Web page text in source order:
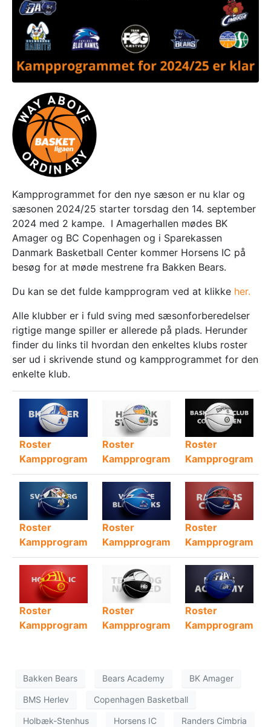
Kampprogrammet for den nye sæson er nu klar og
sæsonen 2024/25 starter torsdag den 14. september
2024 med 2 kampe. I Amagerhallen mødes BK
Amager og BC Copenhagen og i Sparekassen
Danmark Basketball Center kommer Horsens IC på
besøg for at møde mestrene fra Bakken Bears.
Du kan se det fulde kampprogram ved at klikke her.
Alle klubber er i fuld sving med sæsonforberedelser
rigtige mange spiller er allerede på plads. Herunder
finder du links til hvordan den enkeltes klubs roster
ser ud i skrivende stund og kampprogrammet for den
enkelte klub.
Roster
Kampprogram
Roster
Kampprogram
Roster
Kampprogram
Roster
Kampprogram
Roster
Kampprogram
Roster
Kampprogram
Roster
Kampprogram
Roster
Kampprogram
Roster
Kampprogram
Bakken Bears Bears Academy BK Amager
BMS Herlev Copenhagen Basketball
Holbæk-Stenhus Horsens IC Randers Cimbria